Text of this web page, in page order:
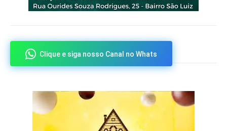
Clique e siga nosso Canal no Whats